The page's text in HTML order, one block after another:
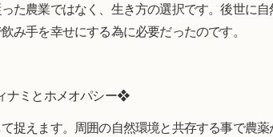
た農業ではなく、生き方の選択です。後世に自
み手を幸せにする為に必要だったのです。
ナミとホメオパシー❖
捉えます。周囲の自然環境と共存する事で農薬